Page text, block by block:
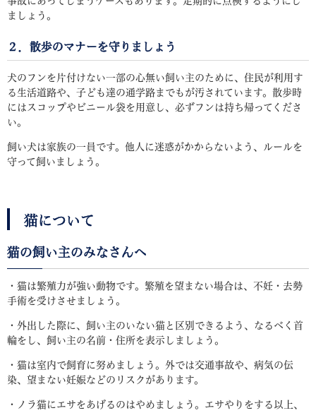
ましょう。
２．散歩のマナーを守りましょう
犬のフンを片付けない一部の心無い飼い主のために、住民が利用す
る生活道路や、子ども達の通学路までもが汚されています。散歩時
にはスコップやビニール袋を用意し、必ずフンは持ち帰ってくださ
い。
飼い犬は家族の一員です。他人に迷惑がかからないよう、ルールを
守って飼いましょう。
猫について
猫の飼い主のみなさんへ
・猫は繁殖力が強い動物です。繁殖を望まない場合は、不妊・去勢
手術を受けさせましょう。
・外出した際に、飼い主のいない猫と区別できるよう、なるべく首
輪をし、飼い主の名前・住所を表示しましょう。
・猫は室内で飼育に努めましょう。外では交通事故や、病気の伝
染、望まない妊娠などのリスクがあります。
・ノラ猫にエサをあげるのはやめましょう。エサやりをする以上、